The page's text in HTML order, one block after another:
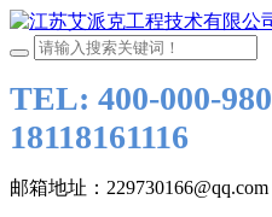
TEL: 400-000-
18118161116
邮箱地址：229730166@qq.com